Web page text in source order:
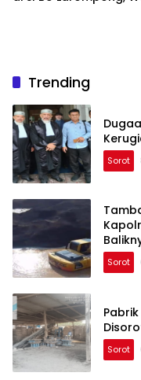
Trending
Sorot
Sorot
Sorot